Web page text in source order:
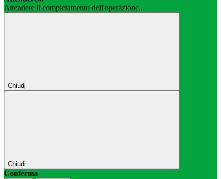
Attendere il completamento dell'operazione...
Chiudi
Chiudi
Conferma